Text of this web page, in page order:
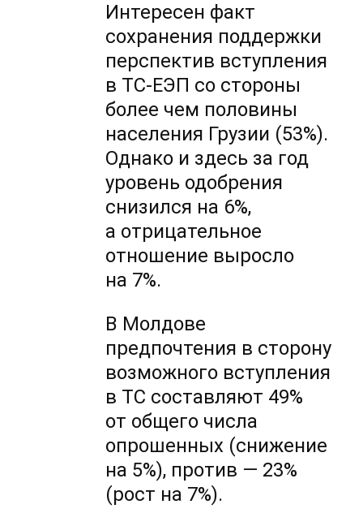
Интересен факт
сохранения поддержки
перспектив вступления
в ТС-ЕЭП со стороны
более чем половины
населения Грузии (53%).
Однако и здесь за год
уровень одобрения
снизился на 6%,
а отрицательное
отношение выросло
на 7%.
В Молдове
предпочтения в сторону
возможного вступления
в ТС составляют 49%
от общего числа
опрошенных (снижение
на 5%), против — 23%
(рост на 7%).